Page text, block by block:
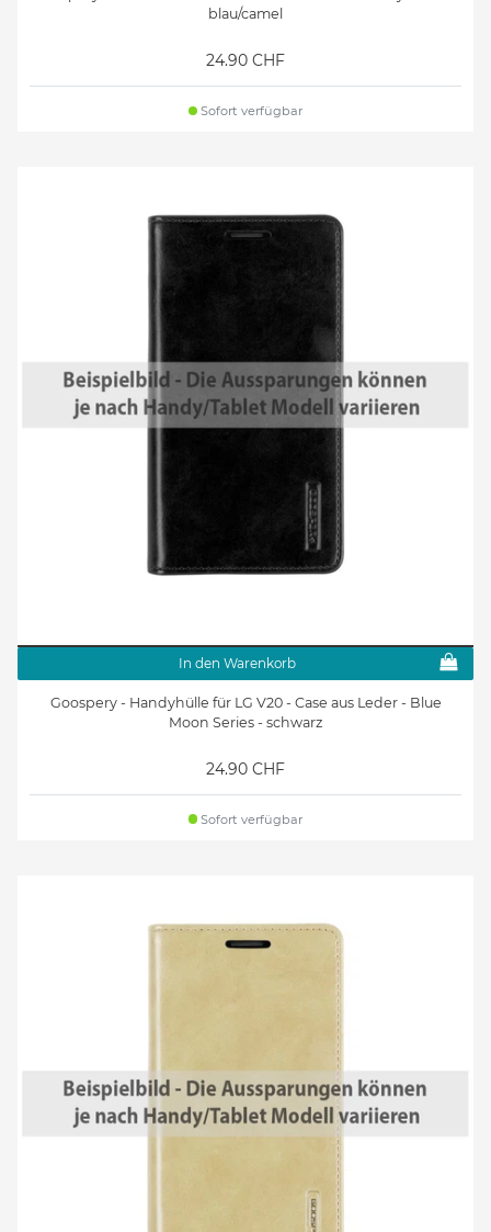
blau/camel
24.90 CHF
Sofort verfügbar
In den Warenkorb
Goospery - Handyhülle für LG V20 - Case aus Leder - Blue
Moon Series - schwarz
24.90 CHF
Sofort verfügbar